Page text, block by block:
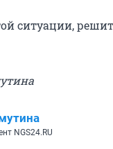
ситуации,
NGS24.RU